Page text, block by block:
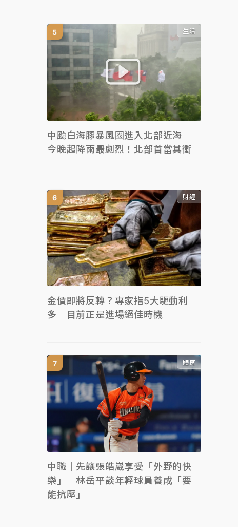
生活
中颱白海豚暴風圈進入北部近海
今晚起降雨最劇烈！北部首當其衝
財經
金價即將反轉？專家指5大驅動利
多 目前正是進場絕佳時機
體育
中職｜先讓張皓崴享受「外野的快
樂」 林岳平談年輕球員養成「要
能抗壓」